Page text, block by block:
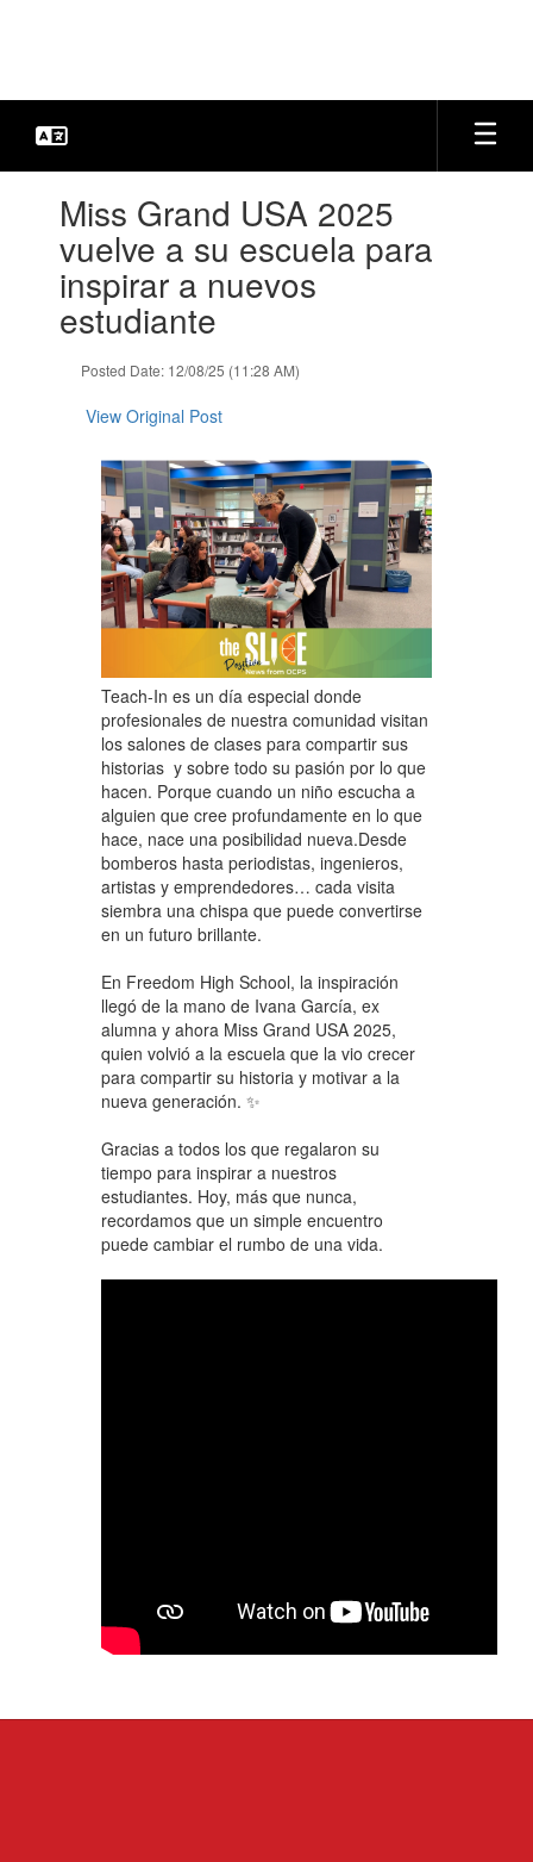
slides.Miss Grand USA 2025
vuelve a su escuela para
inspirar a nuevos
estudiante
Posted Date: 12/08/25 (11:28 AM)
View Original Post
Teach-In es un día especial donde
profesionales de nuestra comunidad visitan
los salones de clases para compartir sus
historias y sobre todo su pasión por lo que
hacen. Porque cuando un niño escucha a
alguien que cree profundamente en lo que
hace, nace una posibilidad nueva.Desde
bomberos hasta periodistas, ingenieros,
artistas y emprendedores… cada visita
siembra una chispa que puede convertirse
en un futuro brillante.
En Freedom High School, la inspiración
llegó de la mano de Ivana García, ex
alumna y ahora Miss Grand USA 2025,
quien volvió a la escuela que la vio crecer
para compartir su historia y motivar a la
nueva generación. ✨
Gracias a todos los que regalaron su
tiempo para inspirar a nuestros
estudiantes. Hoy, más que nunca,
recordamos que un simple encuentro
puede cambiar el rumbo de una vida.